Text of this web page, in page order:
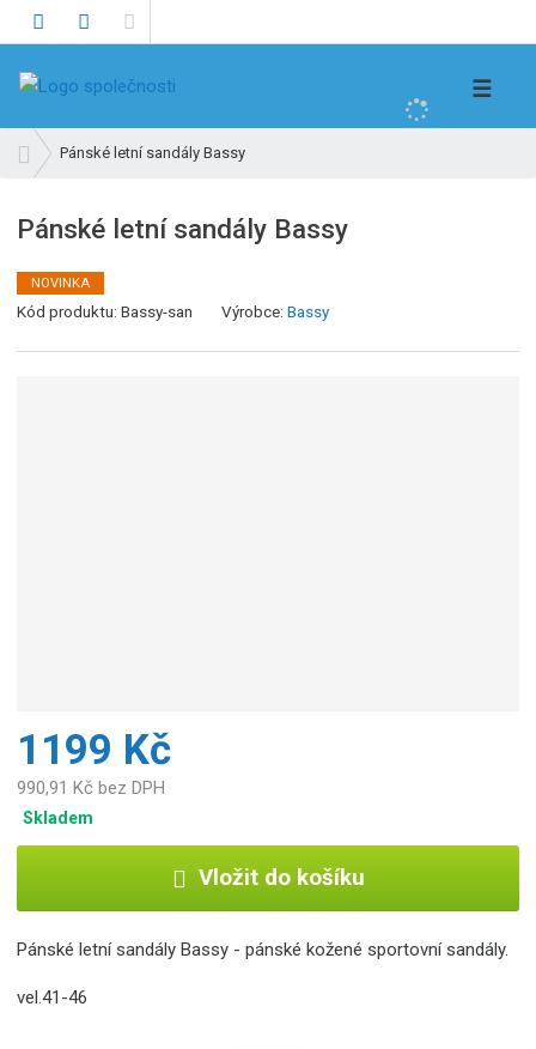
d
☰
v
d
í
s
Pánské letní sandály Bassy
Pánské letní sandály Bassy
NOVINKA
Kód produktu:Bassy-san Výrobce:Bassy
1199 Kč
990,91 Kč bez DPH
Skladem
Vložit do košíku
Pánské letní sandály Bassy - pánské kožené sportovní sandály.
vel.41-46